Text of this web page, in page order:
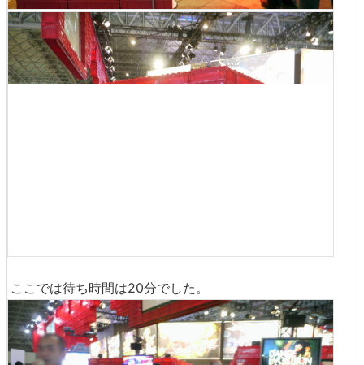
ここでは待ち時間は20分でした。